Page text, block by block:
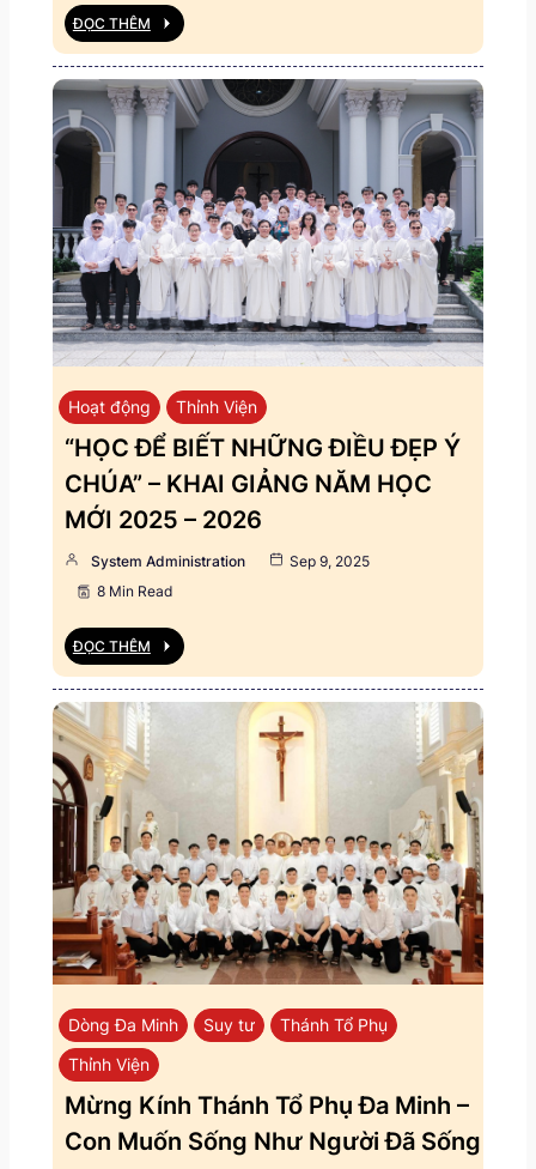
ĐỌC THÊM
Hoạt động Thỉnh Viện
“HỌC ĐỂ BIẾT NHỮNG ĐIỀU ĐẸP Ý
CHÚA” – KHAI GIẢNG NĂM HỌC
MỚI 2025 – 2026
System Administration
Sep 9, 2025
8 Min Read
ĐỌC THÊM
Dòng Đa Minh Suy tư
Thánh Tổ Phụ
Thỉnh Viện
Mừng Kính Thánh Tổ Phụ Đa Minh –
Con Muốn Sống Như Người Đã Sống